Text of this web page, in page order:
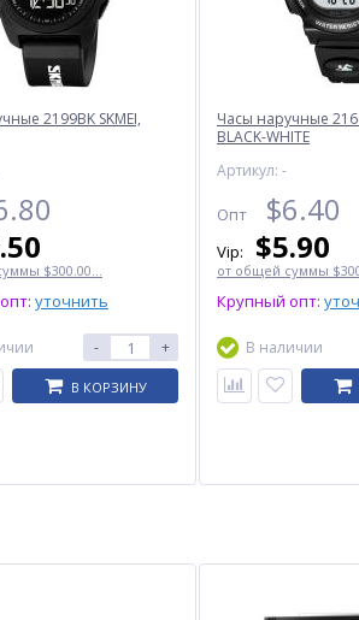
Фен-стайлер VGR 5 в 1 V-475
2199BK SKMEI,
$300.00...
уточнить
- +
В КОРЗИНУ
Часы наручные
BLACK-WHITE
Артикул: -
Опт $6.40
Vip: $5.90
от общей суммы
Крупный опт:
В наличии